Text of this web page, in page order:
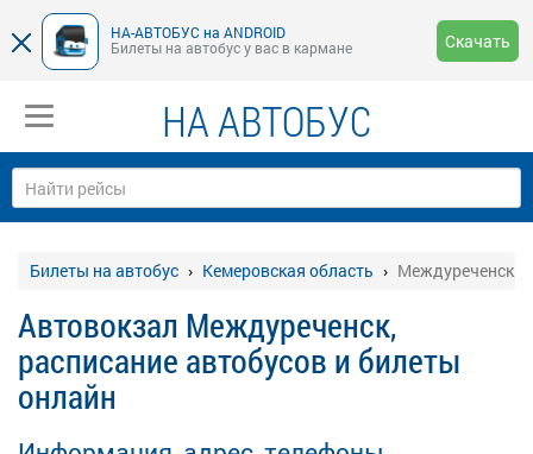
НА-АВТОБУС на ANDROID
Билеты на автобус у вас в кармане
Скачать
НА АВТОБУС
Билеты на автобус Кемеровская область Междуреченск
Автовокзал Междуреченск,
расписание автобусов и билеты
онлайн